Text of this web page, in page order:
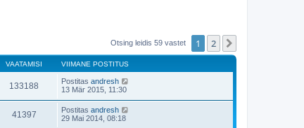
Otsing leidis 59 vastet 1 2
VAATAMISI VIIMANE POSTITUS
133188 Postitas andresh
13 Mär 2015, 11:30
41397 Postitas andresh
29 Mai 2014, 08:18